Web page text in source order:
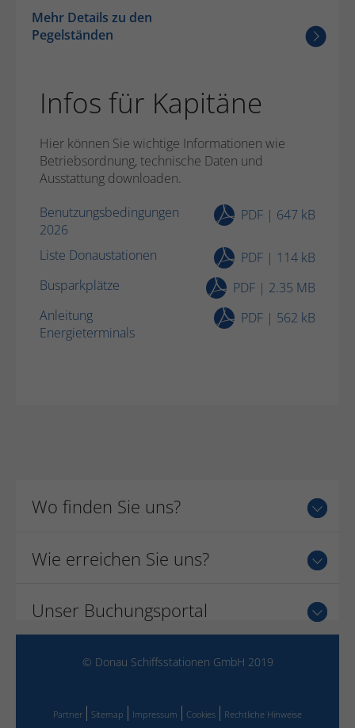
Mehr Details zu den
Pegelständen
Infos für Kapitäne
Hier können Sie wichtige Informationen wie
Betriebsordnung, technische Daten und
Ausstattung downloaden.
Benutzungsbedingungen
2026
PDF | 647 kB
Liste Donaustationen
PDF | 114 kB
Busparkplätze
PDF | 2.35 MB
Anleitung
Energieterminals
PDF | 562 kB
Wo finden Sie uns?
Wie erreichen Sie uns?
Unser Buchungsportal
© Donau Schiffsstationen GmbH 2019
Partner Sitemap Impressum Cookies Rechtliche Hinweise